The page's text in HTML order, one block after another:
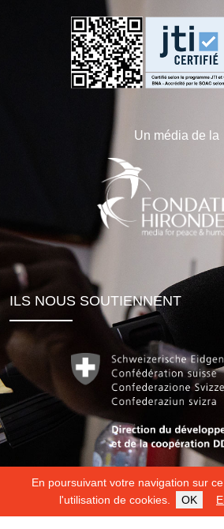
En poursuivant votre navigation sur
l'utilisation de cookies.
OK
Un média de la
ILS NOUS SOUTIENNENT